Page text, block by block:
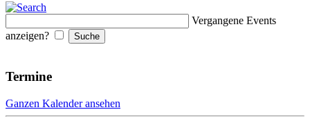
Vergangene Events
anzeigen?
Termine
Ganzen Kalender ansehen